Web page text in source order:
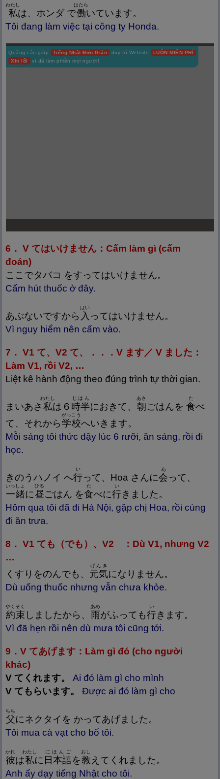
私
わたし
は、ホンダ で働
はたら
いています。
Tôi đang làm việc tại công ty Honda.
Quảng cáo giúp Tiếng Nhật Đơn Giản duy trì Website
LUÔN MIỄN PHÍ
Xin lỗi
vì đã làm phiền mọi người!
6． V てはいけません：Cấm làm gì (cấm
đoán)
ここでタバコ をすってはいけません。
Cấm hút thuốc ở đây.
あぶないですから 入
はい
ってはいけません。
Vì nguy hiểm nên cấm vào.
7． V1 て、V2 て、．．．V ます／ V ました：
Làm V1, rồi V2, …
Liệt kê hành động theo đúng trình tự thời gian.
まいあさ 私
わたし
は６ 時半
じはん
におきて、 朝
あさ
ごはんを食
た
べ
て、それから学校
がっこう
へいきます。
Mỗi sáng tôi thức dậy lúc 6 rưỡi, ăn sáng, rồi đi
học.
きのうハノイ へ行
HÀNH, HẠNH, HÀNG,
い
って、Hoa さんに会
あ
って、
一緒
いっしょ
に昼
ひる
ごはん を食
た
べに行
HÀNH, HẠNH, HÀNG,
HẠNG
い
きました。
Hôm qua tôi đã đi Hà Nội, gặp chị Hoa, rồi cùng
đi ăn trưa.
8． V1 ても（でも）、V2 ：Dù V1, nhưng V2
…
くすりをのんでも、 元気
khái, khí phách
げんき
になりません。
Dù uống thuốc nhưng vẫn chưa khỏe.
約束
やくそく
しましたから、 雨
あめ
がふっても行
HÀNH, HẠNH, HÀNG,
HẠNG
い
きます。
Vì đã hẹn rồi nên dù mưa tôi cũng tới.
9．V てあげます：Làm gì đó (cho người
khác)
V てくれます。
Ai đó làm gì cho mình
V てもらいます。
Được ai đó làm gì cho
父
ちち
にネクタイを かってあげました。
Tôi mua cà vạt cho bố tôi.
彼
かれ
は私
わたし
に 日本語
にほんご
を教
おし
えてくれました。
Anh ấy dạy tiếng Nhật cho tôi.